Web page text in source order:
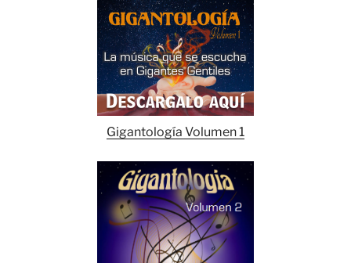
Gigantología Volumen 1